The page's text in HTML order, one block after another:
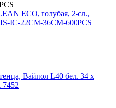
ECO, голубая, 2-сл.,
IC-22CM-36CM-600PCS
Вайпол L40 бел. 34 x
7452